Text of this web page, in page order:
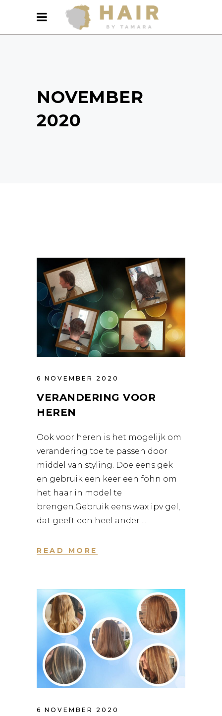
NOVEMBER
2020
6 NOVEMBER 2020
VERANDERING VOOR
HEREN
Ook voor heren is het mogelijk om
verandering toe te passen door
middel van styling. Doe eens gek
en gebruik een keer een föhn om
het haar in model te
brengen.Gebruik eens wax ipv gel,
dat geeft een heel ander
READ MORE
6 NOVEMBER 2020